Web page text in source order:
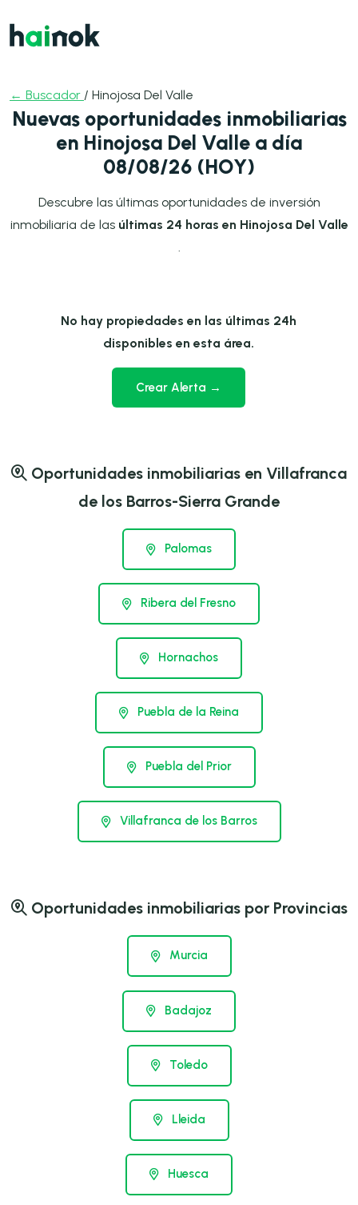
← Buscador / Hinojosa Del Valle
Nuevas oportunidades inmobiliarias
en Hinojosa Del Valle a día
08/08/26 (HOY)
Descubre las últimas oportunidades de inversión
inmobiliaria de las últimas 24 horas en Hinojosa Del Valle
No hay propiedades en las últimas 24h
disponibles en esta área.
Crear Alerta →
Oportunidades inmobiliarias en Villafranca
de los Barros-Sierra Grande
Palomas
Ribera del Fresno
Hornachos
Puebla de la Reina
Puebla del Prior
Villafranca de los Barros
Oportunidades inmobiliarias por Provincias
Murcia
Badajoz
Toledo
Lleida
Huesca